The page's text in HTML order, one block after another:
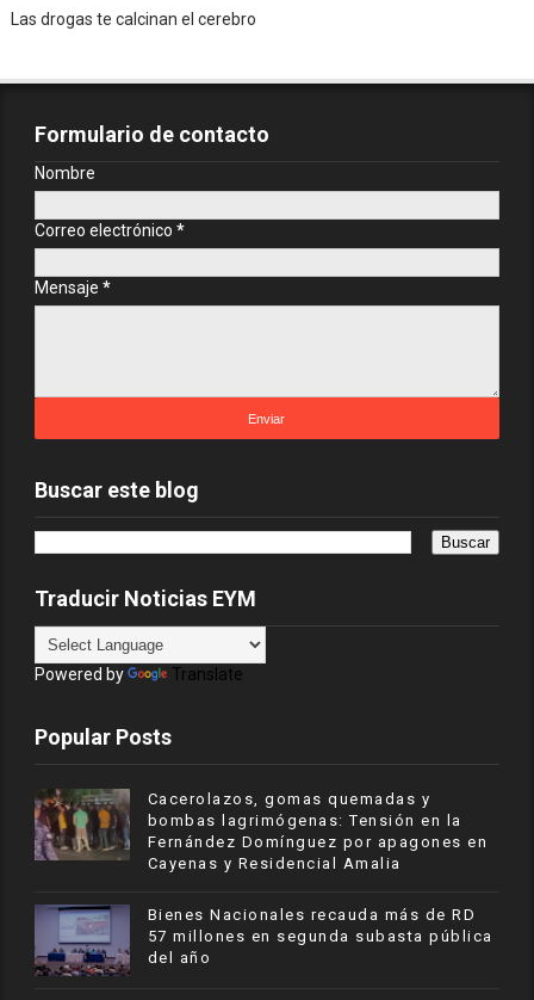
Las drogas te calcinan el cerebro
Formulario de contacto
Nombre
Correo electrónico *
Mensaje *
Buscar este blog
Traducir Noticias EYM
Powered by Translate
Popular Posts
Cacerolazos, gomas quemadas y
bombas lagrimógenas: Tensión en la
Fernández Domínguez por apagones en
Cayenas y Residencial Amalia
Bienes Nacionales recauda más de RD
57 millones en segunda subasta pública
del año